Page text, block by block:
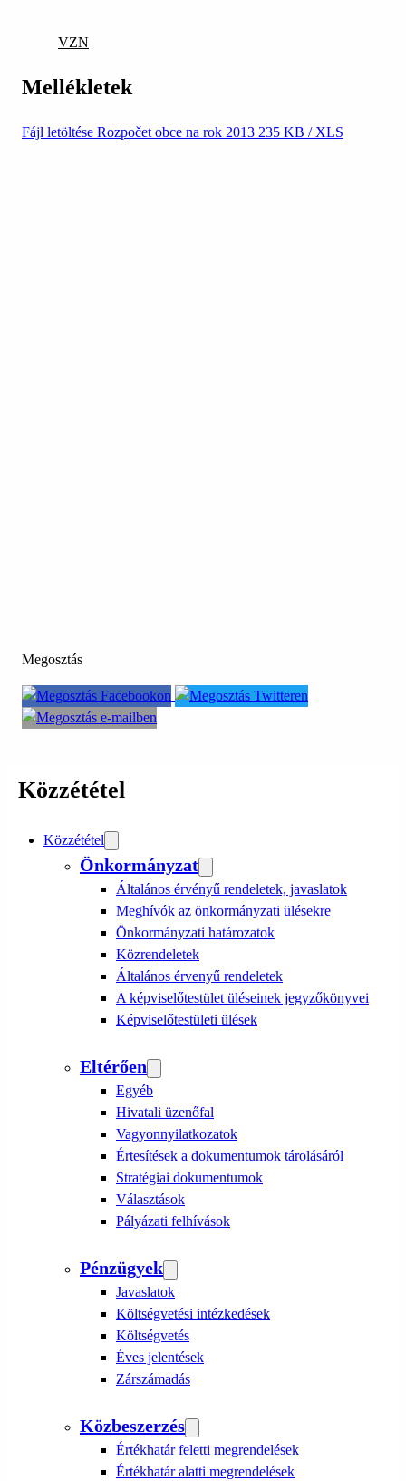
VZN
Mellékletek
Fájl letöltése Rozpočet obce na rok 2013 235 KB / XLS
Megosztás
Közzététel
Közzététel
Önkormányzat
Általános érvényű rendeletek, javaslatok
Meghívók az önkormányzati ülésekre
Önkormányzati határozatok
Közrendeletek
Általános érvenyű rendeletek
A képviselőtestület üléseinek jegyzőkönyvei
Képviselőtestületi ülések
Eltérően
Egyéb
Hivatali üzenőfal
Vagyonnyilatkozatok
Értesítések a dokumentumok tárolásáról
Stratégiai dokumentumok
Választások
Pályázati felhívások
Pénzügyek
Javaslatok
Költségvetési intézkedések
Költségvetés
Éves jelentések
Zárszámadás
Közbeszerzés
Értékhatár feletti megrendelések
Értékhatár alatti megrendelések